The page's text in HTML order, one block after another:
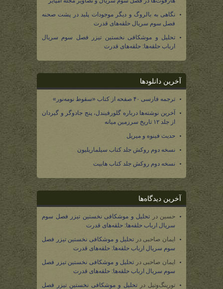
نگاهی به بالروگ و دیگر موجودات پلید در پشت صحنه
فصل سوم سریال حلقه‌های قدرت
تحلیل و موشکافی نخستین تیزر فصل سوم سریال
ارباب حلقه‌ها: حلقه‌های قدرت
آخرین دانلودها
ترجمه فارسی ۴۰ صفحه از کتاب «سقوط نومه‌نور»
آخرین نوشته‌ها درباره گلورفیندل، پنج جادوگر و گیردان
از جلد ۱۲ تاریخ سرزمین میانه
حدیث فینوه و میریل
نسخه دوم روکش جلد کتاب سیلماریلیون
نسخه دوم روکش جلد کتاب هابیت
آخرین دیدگاه‌ها
حسین در تحلیل و موشکافی نخستین تیزر فصل سوم
سریال ارباب حلقه‌ها: حلقه‌های قدرت
ایمان صاحبی در تحلیل و موشکافی نخستین تیزر فصل
سوم سریال ارباب حلقه‌ها: حلقه‌های قدرت
ایمان صاحبی در تحلیل و موشکافی نخستین تیزر فصل
سوم سریال ارباب حلقه‌ها: حلقه‌های قدرت
تورینگ‌وتیل در تحلیل و موشکافی نخستین تیزر فصل